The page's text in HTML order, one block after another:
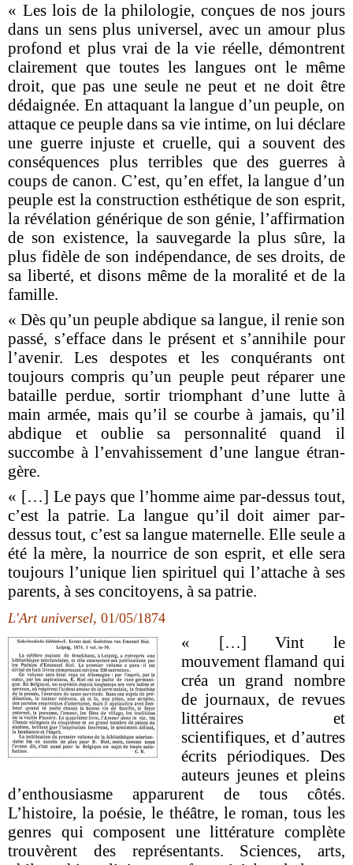
« Les lois de la philologie, conçues de nos jours
dans un sens plus universel, avec un amour plus
profond et plus vrai de la vie réelle, démontrent
clairement que toutes les langues ont le même
droit, que pas une seule ne peut et ne doit être
dédaignée. En attaquant la langue d’un peuple, on
attaque ce peuple dans sa vie intime, on lui déclare
une guerre injuste et cruelle, qui a souvent des
conséquences plus terribles que des guerres à
coups de canon. C’est, qu’en effet, la langue d’un
peuple est la construction esthétique de son esprit,
la révélation géné­rique de son génie, l’affirmation
de son existence, la sauvegarde la plus sûre, la
plus fidèle de son indépendance, de ses droits, de
sa liberté, et disons même de la moralité et de la
famille.
« Dès qu’un peuple abdique sa langue, il renie son
passé, s’efface dans le présent et s’annihile pour
l’avenir. Les despotes et les conquérants ont
toujours compris qu’un peuple peut réparer une
bataille perdue, sortir triomphant d’une lutte à
main armée, mais qu’il se courbe à jamais, qu’il
abdique et oublie sa personnalité quand il
succombe à l’envahissement d’une langue étran­
gère.
« […] Le pays que l’homme aime par-dessus tout,
c’est la patrie. La langue qu’il doit aimer par-
dessus tout, c’est sa langue maternelle. Elle seule a
été la mère, la nourrice de son esprit, et elle sera
tou­jours l’unique lien spirituel qui l’attache à ses
parents, à ses concitoyens, à sa patrie.
L'Art universel, 01/05/1874
« […] Vint le
mouvement flamand qui
créa un grand nombre
de journaux, de revues
littéraires et
scientifiques, et d’autres
écrits périodiques. Des
auteurs jeunes et pleins
d’enthousiasme apparurent de tous côtés.
L’histoire, la poésie, le théâtre, le roman, tous les
genres qui composent une littérature complète
trouvèrent des représen­tants. Sciences, arts,